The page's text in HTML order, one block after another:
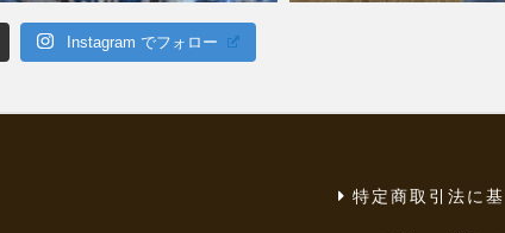
Instagram でフォロー
特定商取引法に